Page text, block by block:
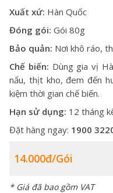
Xuất xứ: Hàn Quốc
Đóng gói: Gói 80g
Bảo quản: Nơi khô ráo,
Chế biến: Dùng gia vị
nấu, thịt kho, đem đến
kiệm thời gian chế biến.
Hạn sử dụng: 12 tháng
Đặt hàng ngay: 1900
14.000đ/gói
* Giá đã bao gồm VAT